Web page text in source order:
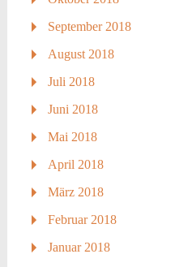
September 2018
August 2018
Juli 2018
Juni 2018
Mai 2018
April 2018
März 2018
Februar 2018
Januar 2018